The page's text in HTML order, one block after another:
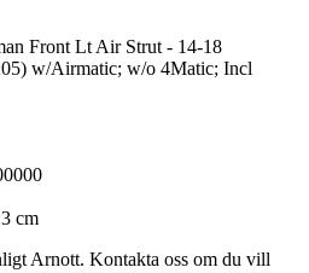
Front Lt Air Strut - 14-18
w/Airmatic; w/o 4Matic; Incl
cm
Arnott. Kontakta oss om du vill